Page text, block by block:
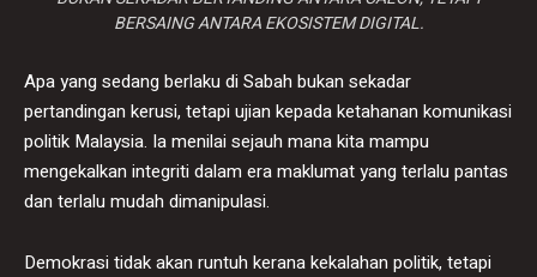
BERSAING ANTARA EKOSISTEM DIGITAL.
Apa yang sedang berlaku di Sabah bukan sekadar
pertandingan kerusi, tetapi ujian kepada ketahanan komunikasi
politik Malaysia. Ia menilai sejauh mana kita mampu
mengekalkan integriti dalam era maklumat yang terlalu pantas
dan terlalu mudah dimanipulasi.
Demokrasi tidak akan runtuh kerana kekalahan politik, tetapi